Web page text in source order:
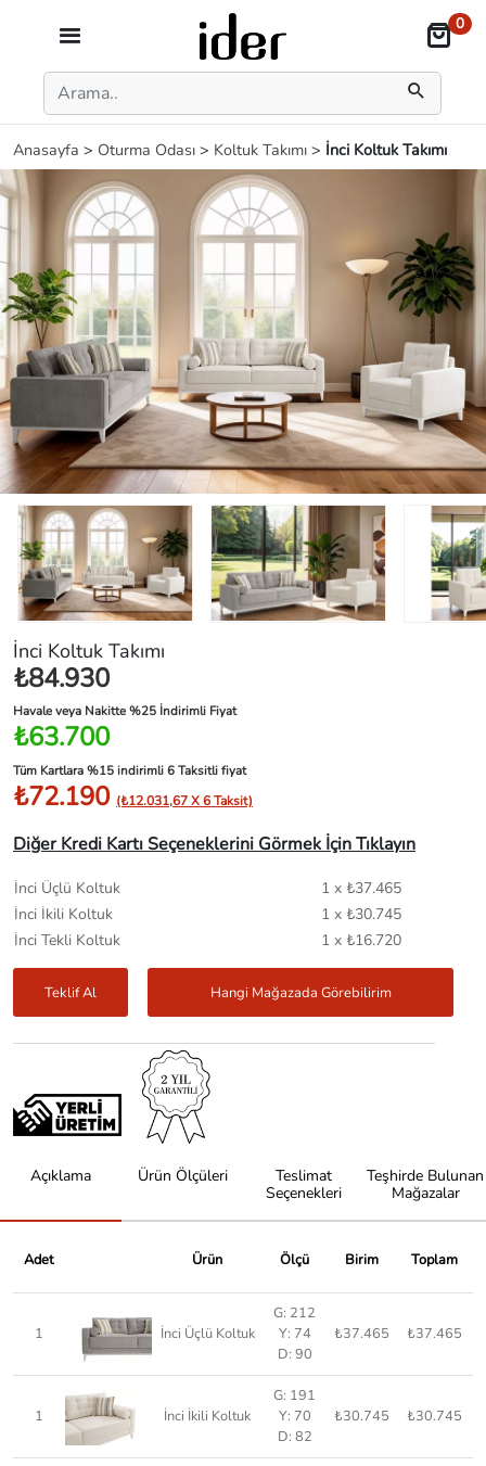
0
Anasayfa > Oturma Odası > Koltuk Takımı > İnci Koltuk Takımı
İnci Koltuk Takımı
₺84.930
Havale veya Nakitte %25 İndirimli Fiyat
₺63.700
Tüm Kartlara %15 indirimli 6 Taksitli fiyat
₺72.190 (₺12.031,67 X 6 Taksit)
Diğer Kredi Kartı Seçeneklerini Görmek İçin Tıklayın
İnci Üçlü Koltuk
1 x ₺37.465
İnci İkili Koltuk
1 x ₺30.745
İnci Tekli Koltuk
1 x ₺16.720
Teklif Al Hangi Mağazada Görebilirim
Açıklama Ürün Ölçüleri
Teslimat
Seçenekleri
Teşhirde Bulunan
Mağazalar
Adet Ürün Ölçü Birim Toplam
1 İnci Üçlü Koltuk
G: 212
Y: 74
D: 90
₺37.465 ₺37.465
1 İnci İkili Koltuk
G: 191
Y: 70
D: 82
₺30.745 ₺30.745